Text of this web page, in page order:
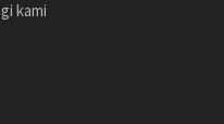
kami